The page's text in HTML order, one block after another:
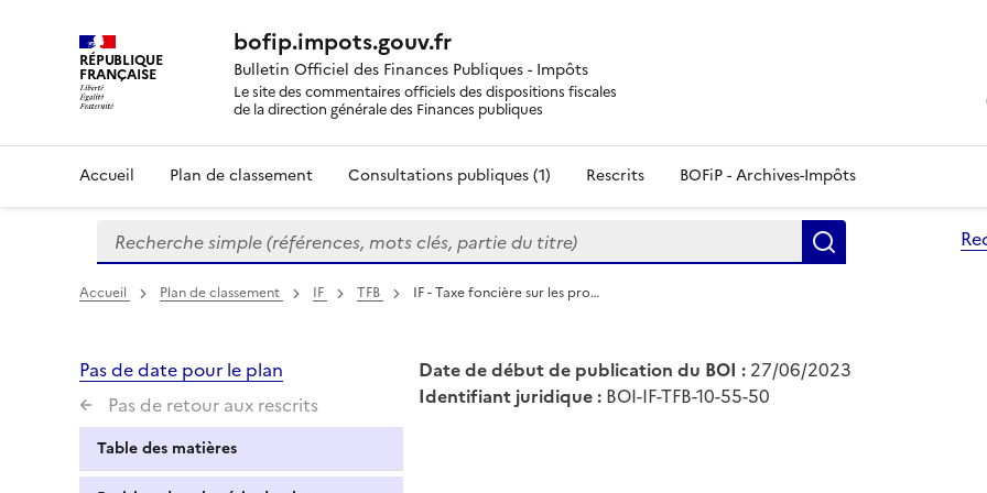
RÉPUBLIQUE
FRANÇAISE
bofip.impots.gouv.fr
Bulletin Officiel des Finances Publiques - Impôts
Le site des commentaires officiels des dispositions fiscales
de la direction générale des Finances publiques
Accueil Plan de classement Consultations publiques (1) Rescrits BOFiP - Archives-Impôts
Formulaire
de
recherche
Recherche simple (références, mots clés, partie du titre)
Accueil Plan de classement IF TFB IF - Taxe foncière sur les pro…
Pas de date pour le plan
Pas de retour aux rescrits
Table des matières
Date de début de publication du BOI : 27/06/2023
Identifiant juridique : BOI-IF-TFB-10-55-50